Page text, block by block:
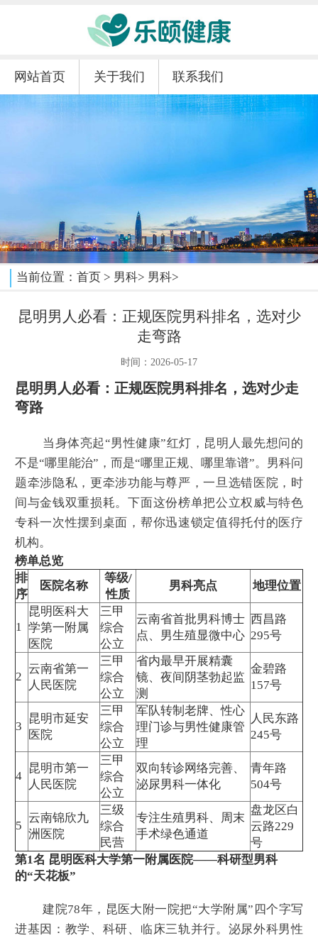
网站首页 关于我们 联系我们
当前位置：首页 > 男科> 男科>
昆明男人必看：正规医院男科排名，选对少
走弯路
时间：2026-05-17
昆明男人必看：正规医院男科排名，选对少走
弯路
当身体亮起“男性健康”红灯，昆明人最先想问的
不是“哪里能治”，而是“哪里正规、哪里靠谱”。男科问
题牵涉隐私，更牵涉功能与尊严，一旦选错医院，时
间与金钱双重损耗。下面这份榜单把公立权威与特色
专科一次性摆到桌面，帮你迅速锁定值得托付的医疗
机构。
榜单总览
排
序
医院名称
等级/
性质
男科亮点 地理位置
1
昆明医科大
学第一附属
医院
三甲
综合
公立
云南省首批男科博士
点、男生殖显微中心
西昌路
295号
2
云南省第一
人民医院
三甲
综合
公立
省内最早开展精囊
镜、夜间阴茎勃起监
测
金碧路
157号
3
昆明市延安
医院
三甲
综合
公立
军队转制老牌、性心
理门诊与男性健康管
理
人民东路
245号
4
昆明市第一
人民医院
三甲
综合
公立
双向转诊网络完善、
泌尿男科一体化
青年路
504号
5
云南锦欣九
洲医院
三级
综合
民营
专注生殖男科、周末
手术绿色通道
盘龙区白
云路229
号
第1名 昆明医科大学第一附属医院——科研型男科
的“天花板”
建院78年，昆医大附一院把“大学附属”四个字写
进基因：教学、科研、临床三轨并行。泌尿外科男性